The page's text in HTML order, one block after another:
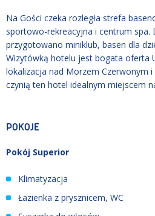
Na Gości czeka rozległa strefa
sportowo-rekreacyjna i centrum spa.
przygotowano miniklub, basen dla
Wizytówką hotelu jest bogata oferta
lokalizacja nad Morzem Czerwonym
czynią ten hotel idealnym miejscem
POKOJE
Pokój Superior
Klimatyzacja
Łazienka z prysznicem, WC